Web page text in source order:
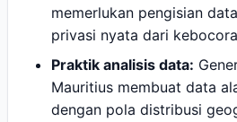
memerlukan pengisian
privasi nyata dari
Praktik analisis data:
Mauritius membuat data
dengan pola distribusi